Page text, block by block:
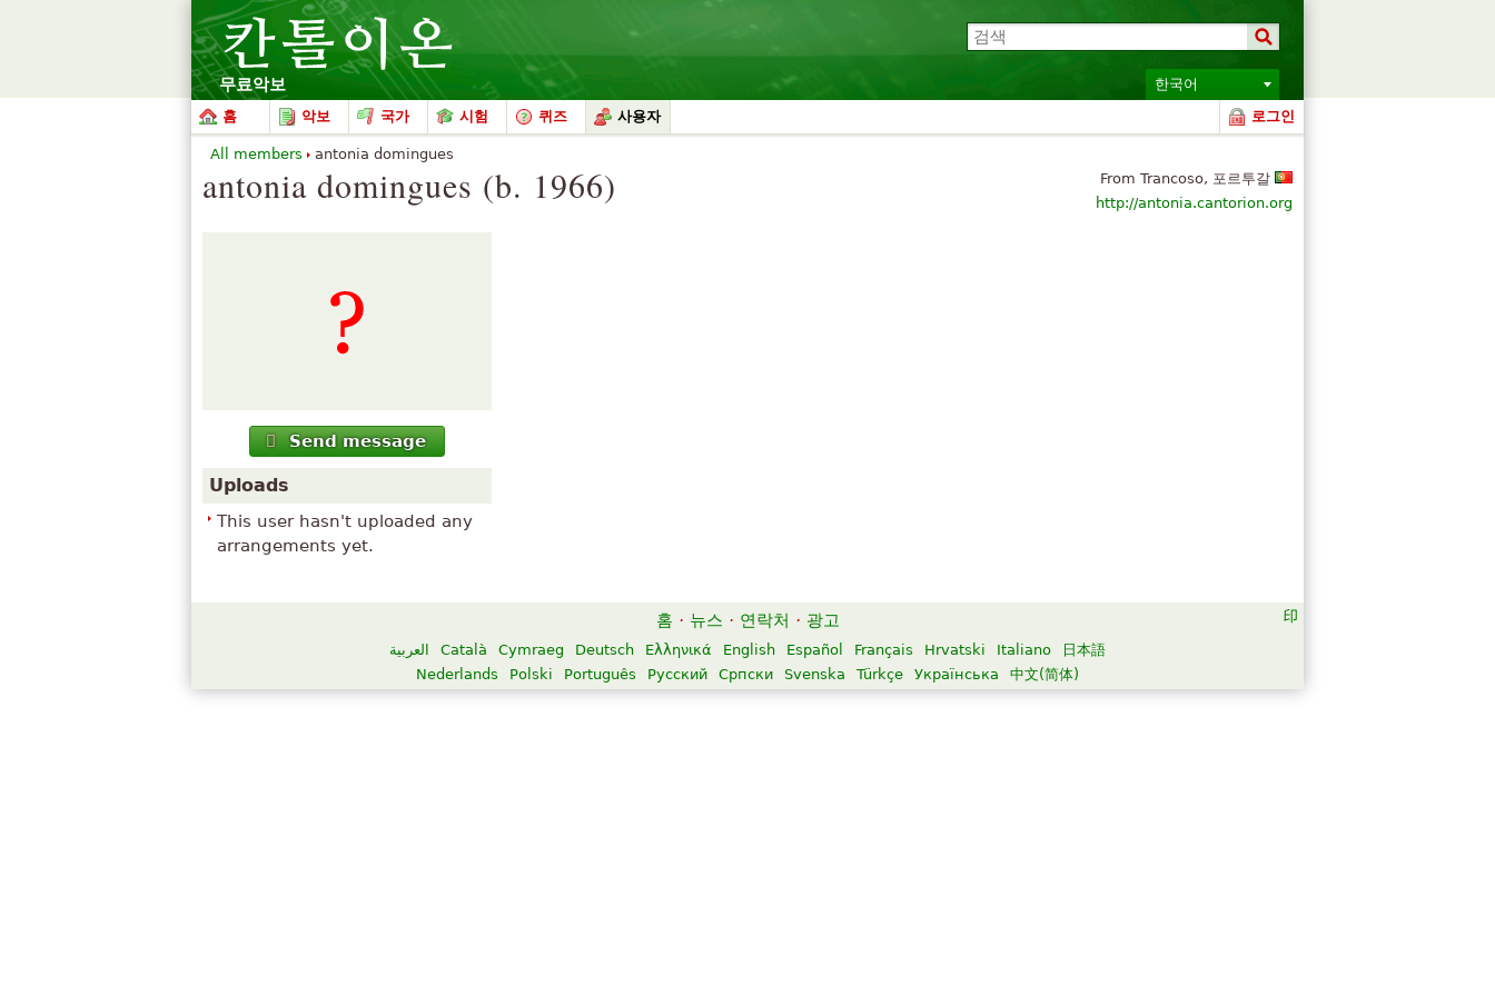
무료악보
한국어
홈
악보 국가 시험 퀴즈 사용자 로그인
From Trancoso, 포르투갈
http://antonia.cantorion.org
antonia domingues (b. 1966)
Send message
Uploads
This user hasn't uploaded any
arrangements yet.
All members antonia domingues
홈 · 뉴스 · 연락처 · 광고
العربية Català Cymraeg Deutsch Ελληνικά English Español Français Hrvatski Italiano
日本語
Nederlands
Polski Português Русский Српски Svenska Türkçe Українська 中文(简体)